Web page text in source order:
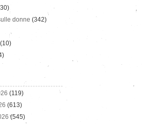
donne (342)
(10)
(119)
(613)
(545)